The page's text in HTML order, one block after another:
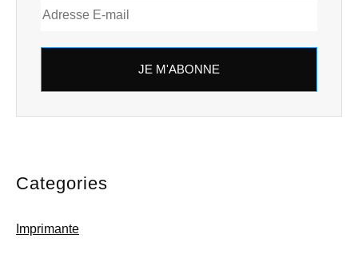
JE M'ABONNE
Categories
Imprimante